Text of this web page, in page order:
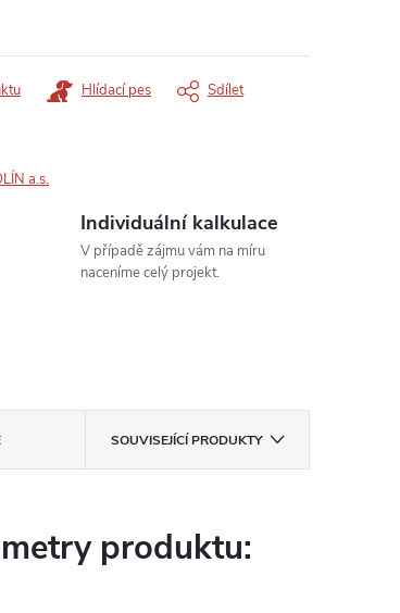
Hlídací pes Sdílet
a.s.
Individuální kalkulace
V případě zájmu vám na míru
naceníme celý projekt.
SOUVISEJÍCÍ PRODUKTY
produktu: